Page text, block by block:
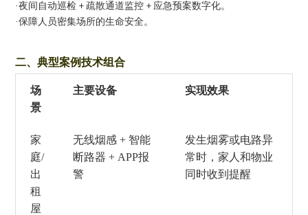
·夜间自动巡检 + 疏散通道监控 + 应急预案数字化。
·保障人员密集场所的生命安全。
二、典型案例技术组合
场
景
主要设备 实现效果
家
庭/
出
租
屋
无线烟感 + 智能
断路器 + APP报
警
发生烟雾或电路异
常时，家人和物业
同时收到提醒